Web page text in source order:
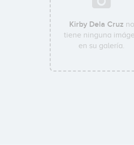
Kirby Dela Cruz no
tiene ninguna
en su galería.